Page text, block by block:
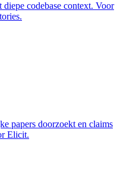
codebase context. Voor
papers doorzoekt en claims
Elicit.